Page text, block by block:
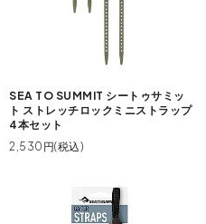
SEA TO SUMMIT シートゥサミッ
ト ストレッチロックミニストラップ
4本セット
2,530円(税込)